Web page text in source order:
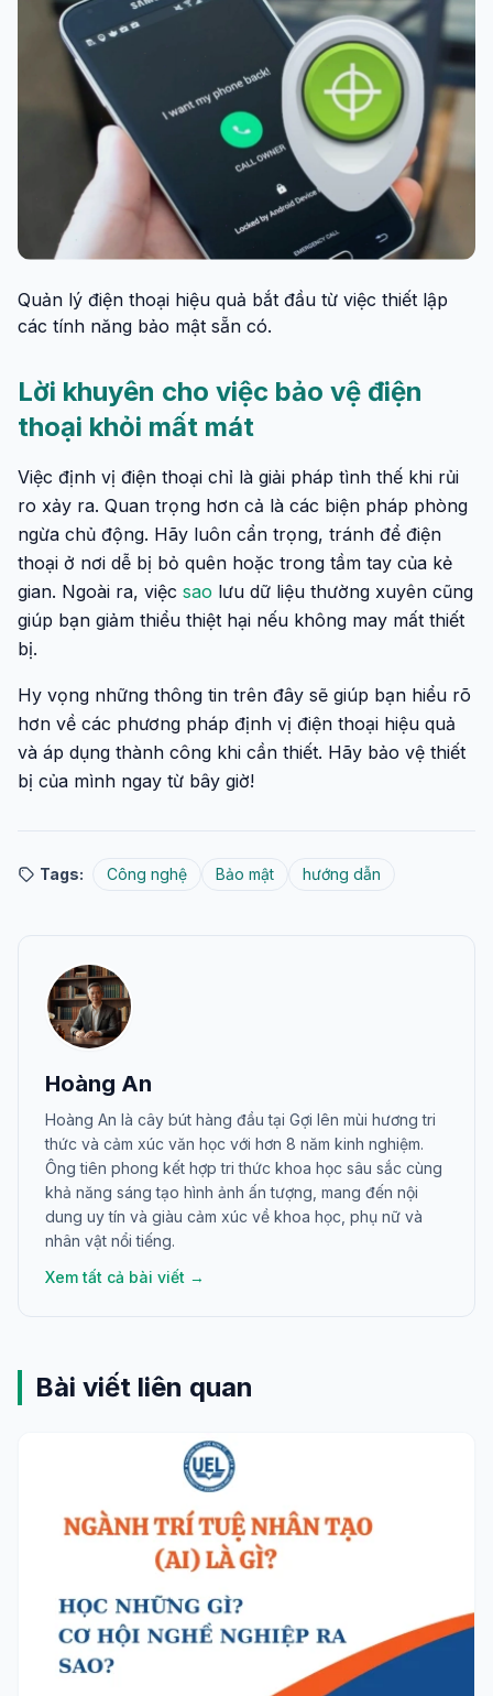
Quản lý điện thoại hiệu quả bắt đầu từ việc thiết lập
các tính năng bảo mật sẵn có.
Lời khuyên cho việc bảo vệ điện
thoại khỏi mất mát
Việc định vị điện thoại chỉ là giải pháp tình thế khi rủi
ro xảy ra. Quan trọng hơn cả là các biện pháp phòng
ngừa chủ động. Hãy luôn cẩn trọng, tránh để điện
thoại ở nơi dễ bị bỏ quên hoặc trong tầm tay của kẻ
gian. Ngoài ra, việc sao lưu dữ liệu thường xuyên cũng
giúp bạn giảm thiểu thiệt hại nếu không may mất thiết
bị.
Hy vọng những thông tin trên đây sẽ giúp bạn hiểu rõ
hơn về các phương pháp định vị điện thoại hiệu quả
và áp dụng thành công khi cần thiết. Hãy bảo vệ thiết
bị của mình ngay từ bây giờ!
Tags: Công nghệ Bảo mật hướng dẫn
Hoàng An
Hoàng An là cây bút hàng đầu tại Gợi lên mùi hương tri
thức và cảm xúc văn học với hơn 8 năm kinh nghiệm.
Ông tiên phong kết hợp tri thức khoa học sâu sắc cùng
khả năng sáng tạo hình ảnh ấn tượng, mang đến nội
dung uy tín và giàu cảm xúc về khoa học, phụ nữ và
nhân vật nổi tiếng.
Xem tất cả bài viết →
Bài viết liên quan